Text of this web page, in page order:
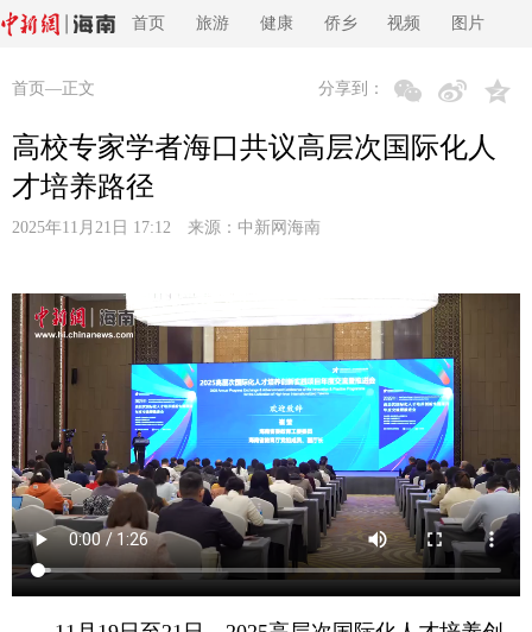
首页 旅游 健康 侨乡 视频 图片
首页 —正文 分享到：
高校专家学者海口共议高层次国际化人
才培养路径
2025年11月21日 17:12 来源： 中新网海南